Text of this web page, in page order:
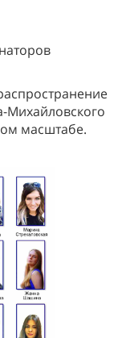
Михайловского
масштабе.